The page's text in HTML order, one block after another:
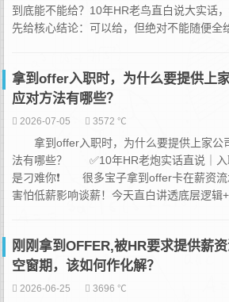
到底能不能给？10年HR老鸟直白说大实
先给核心结论：可以给，但绝对不能随便全
新公司给你开的薪资上限。 ✅【正...
拿到offer入职时，为什么要提供上
应对方法有哪些？
2026-07-05 3572 ℃
拿到offer入职时，为什么要提供上家公
法有哪些？ ✅10年HR老炮实话直说｜入
是刁难你❗️ 很多宝子拿到offer卡在薪资流
害怕低薪影响谈薪！今天直白讲透底层逻
防止简历虚报...
刚刚拿到OFFER,被HR要求提供薪
空窗期，该如何作化解？
2026-06-25 3696 ℃